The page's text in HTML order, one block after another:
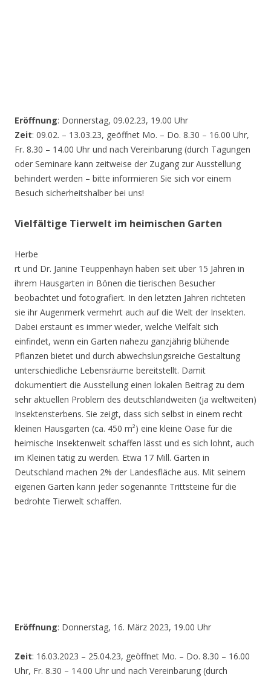
Eröffnung: Donnerstag, 09.02.23, 19.00 Uhr
Zeit: 09.02. – 13.03.23, geöffnet Mo. – Do. 8.30 – 16.00 Uhr,
Fr. 8.30 – 14.00 Uhr und nach Vereinbarung (durch Tagungen
oder Seminare kann zeitweise der Zugang zur Ausstellung
behindert werden – bitte informieren Sie sich vor einem
Besuch sicherheitshalber bei uns!
Vielfältige Tierwelt im heimischen Garten
Herbe
rt und Dr. Janine Teuppenhayn haben seit über 15 Jahren in
ihrem Hausgarten in Bönen die tierischen Besucher
beobachtet und fotografiert. In den letzten Jahren richteten
sie ihr Augenmerk vermehrt auch auf die Welt der Insekten.
Dabei erstaunt es immer wieder, welche Vielfalt sich
einfindet, wenn ein Garten nahezu ganzjährig blühende
Pflanzen bietet und durch abwechslungsreiche Gestaltung
unterschiedliche Lebensräume bereitstellt. Damit
dokumentiert die Ausstellung einen lokalen Beitrag zu dem
sehr aktuellen Problem des deutschlandweiten (ja weltweiten)
Insektensterbens. Sie zeigt, dass sich selbst in einem recht
kleinen Hausgarten (ca. 450 m²) eine kleine Oase für die
heimische Insektenwelt schaffen lässt und es sich lohnt, auch
im Kleinen tätig zu werden. Etwa 17 Mill. Gärten in
Deutschland machen 2% der Landesfläche aus. Mit seinem
eigenen Garten kann jeder sogenannte Trittsteine für die
bedrohte Tierwelt schaffen.
Eröffnung: Donnerstag, 16. März 2023, 19.00 Uhr
Zeit: 16.03.2023 – 25.04.23, geöffnet Mo. – Do. 8.30 – 16.00
Uhr, Fr. 8.30 – 14.00 Uhr und nach Vereinbarung (durch